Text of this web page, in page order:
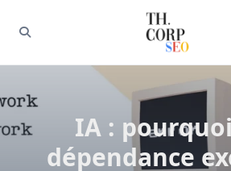
IA :
dépendance